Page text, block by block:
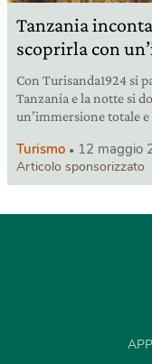
Tanzania
scoprirla con
Con Turisanda1924 si
Tanzania e la notte si
un’immersione totale
Turismo 12 maggio
Articolo sponsorizzato